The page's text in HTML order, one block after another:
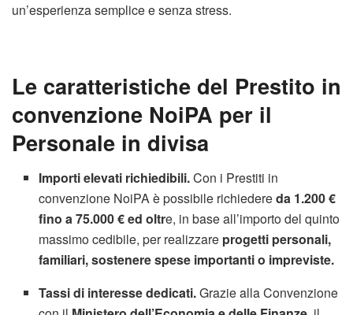
un’esperienza semplice e senza stress.
Le caratteristiche del Prestito in
convenzione NoiPA per il
Personale in divisa
Importi elevati richiedibili.Con i Prestiti in
convenzione NoiPA è possibile richiedereda 1.200 €
fino a 75.000 € ed oltre, in base all’importo del quinto
massimo cedibile, per realizzare progetti personali,
familiari, sostenere spese importanti o impreviste.
Tassi di interesse dedicati.Grazie alla Convenzione